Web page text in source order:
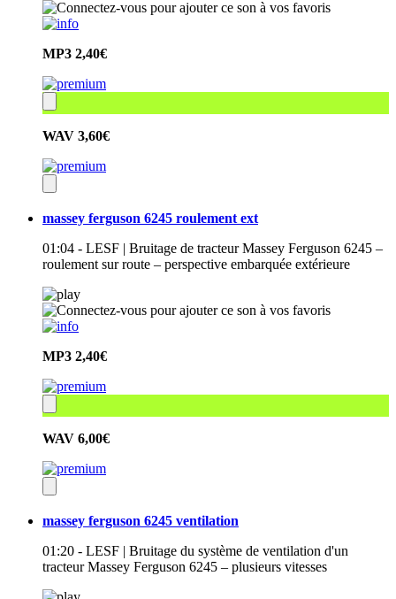
MP3 2,40€
WAV 3,60€
massey ferguson 6245 roulement ext
01:04 - LESF | Bruitage de tracteur Massey Ferguson 6245 –
roulement sur route – perspective embarquée extérieure
MP3 2,40€
WAV 6,00€
massey ferguson 6245 ventilation
01:20 - LESF | Bruitage du système de ventilation d'un
tracteur Massey Ferguson 6245 – plusieurs vitesses